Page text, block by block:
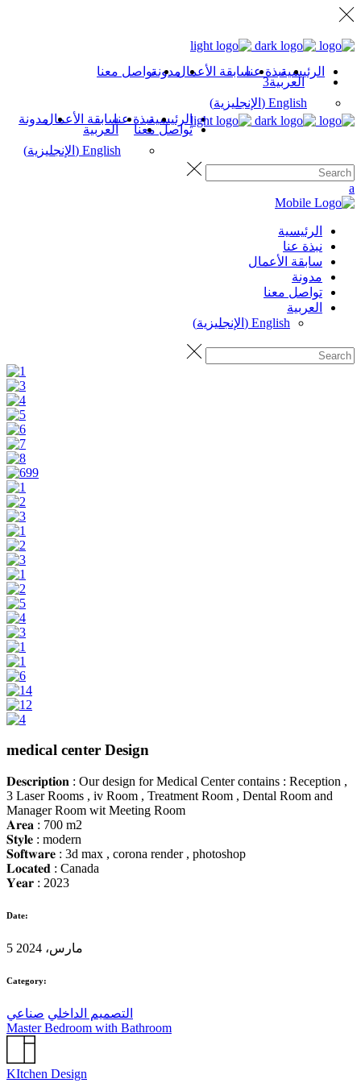
الرئيسيةنبذة عناسابقة الأعمالمدونةتواصل معنا
العربية
English
( الإنجليزية)
الرئيسيةنبذة عناسابقة الأعمالمدونة
تواصل معنا
العربية
English
( الإنجليزية)
الرئيسية
نبذة عنا
سابقة الأعمال
مدونة
تواصل معنا
العربية
English
( الإنجليزية)
medical center Design
𝐃𝐞𝐬𝐜𝐫𝐢𝐩𝐭𝐢𝐨𝐧 : Our design for Medical Center contains : Reception ,
3 Laser Rooms , iv Room , Treatment Room , Dental Room and
Manager Room wit Meeting Room
𝐀𝐫𝐞𝐚 : 700 m2
𝐒𝐭𝐲𝐥𝐞 : modern
𝐒𝐨𝐟𝐭𝐰𝐚𝐫𝐞 : 3d max , corona render , photoshop
𝐋𝐨𝐜𝐚𝐭𝐞𝐝 : Canada
𝐘𝐞𝐚𝐫 : 2023
Date:
5 مارس، 2024
Category:
التصميم الداخلي صناعي
Master Bedroom with Bathroom
KItchen Design